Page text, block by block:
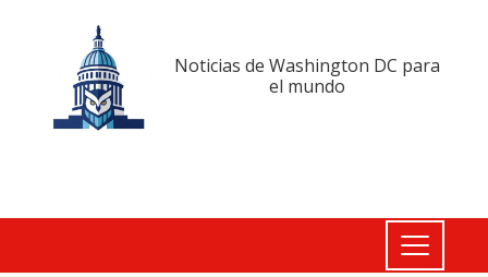
Noticias de Washington DC para
el mundo